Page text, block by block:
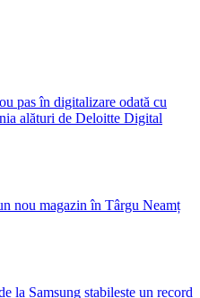
pas în digitalizare odată cu
alături de Deloitte Digital
nou magazin în Târgu Neamț
la Samsung stabilește un record